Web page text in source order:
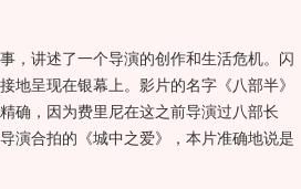
讲述了一个导演的创作和生活危机。闪
地呈现在银幕上。影片的名字《八部半》
确，因为费里尼在这之前导演过八部长
演合拍的《城中之爱》，本片准确地说是